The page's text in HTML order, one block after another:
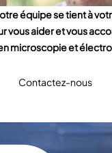
équipe se tient à
vous aider et vous
microscopie et
Contactez-nous